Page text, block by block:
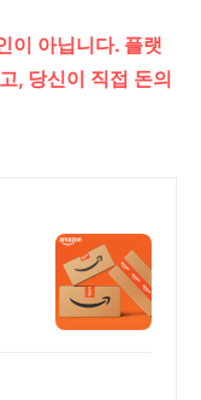
이 아닙니다. 플랫
, 당신이 직접 돈의